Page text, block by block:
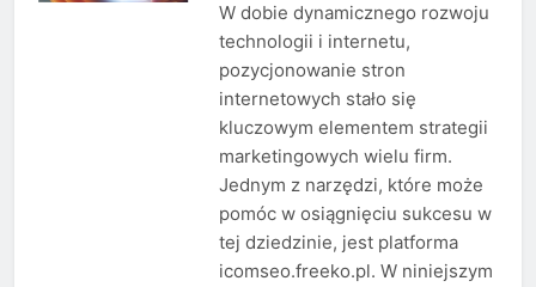
W dobie dynamicznego rozwoju
technologii i internetu,
pozycjonowanie stron
internetowych stało się
kluczowym elementem strategii
marketingowych wielu firm.
Jednym z narzędzi, które może
pomóc w osiągnięciu sukcesu w
tej dziedzinie, jest platforma
icomseo.freeko.pl. W niniejszym